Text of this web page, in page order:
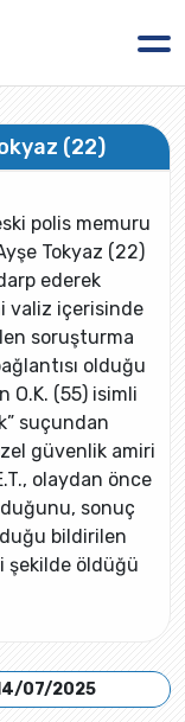
(22)
polis memuru
Tokyaz (22)
ederek
valiz içerisinde
soruşturma
olduğu
O.K. (55) isimli
suçundan
güvenlik amiri
olaydan önce
sonuç
bildirilen
şekilde öldüğü
07/2025